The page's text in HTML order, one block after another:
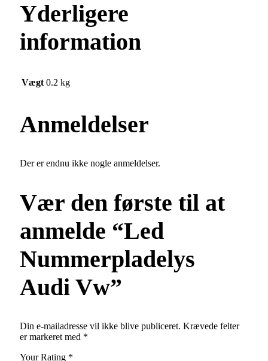
Yderligere
information
Vægt 0.2 kg
Anmeldelser
Der er endnu ikke nogle anmeldelser.
Vær den første til at
anmelde “Led
Nummerpladelys
Audi Vw”
Din e-mailadresse vil ikke blive publiceret. Krævede felter
er markeret med *
Your Rating *